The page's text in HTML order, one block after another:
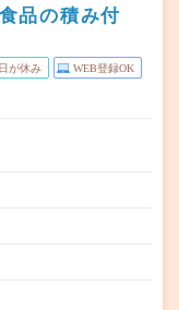
品の積み付
が休み WEB登録OK